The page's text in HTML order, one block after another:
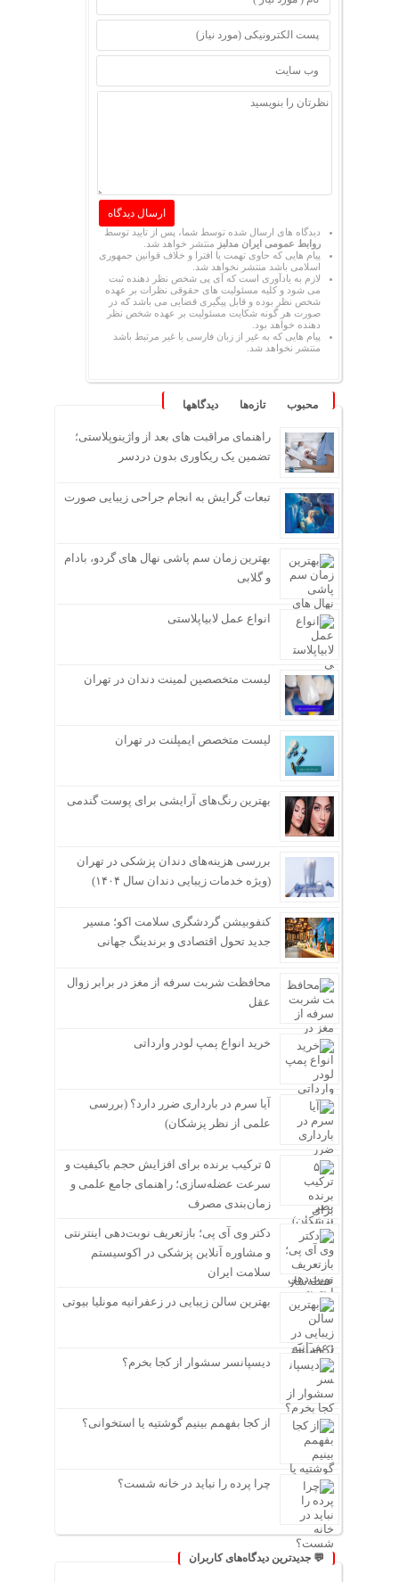
دیدگاه های ارسال شده توسط شما، پس از تایید توسط
روابط عمومی ایران مدلبز منتشر خواهد شد.
پیام هایی که حاوی تهمت یا افترا و خلاف قوانین جمهوری
اسلامی باشد منتشر نخواهد شد.
لازم به یادآوری است که آی پی شخص نظر دهنده ثبت
می شود و کلیه مسئولیت های حقوقی نظرات بر عهده
شخص نظر بوده و قابل پیگیری قضایی می باشد که در
صورت هر گونه شکایت مسئولیت بر عهده شخص نظر
دهنده خواهد بود.
پیام هایی که به غیر از زبان فارسی یا غیر مرتبط باشد
منتشر نخواهد شد.
محبوب تازه‌ها دیدگاهها
راهنمای مراقبت های بعد از واژینوپلاستی؛
تضمین یک ریکاوری بدون دردسر
تبعات گرایش به انجام جراحی زیبایی صورت
بهترین زمان سم پاشی نهال های گردو، بادام
و گلابی
انواع عمل لابیاپلاستی
لیست متخصصین لمینت دندان در تهران
لیست متخصص ایمپلنت در تهران
بهترین رنگ‌های آرایشی برای پوست گندمی
بررسی هزینه‌های دندان پزشکی در تهران
(ویژه خدمات زیبایی دندان سال ۱۴۰۴)
کنفوبیشن گردشگری سلامت اکو؛ مسیر
جدید تحول اقتصادی و برندینگ جهانی
محافظت شربت سرفه از مغز در برابر زوال
عقل
خرید انواع پمپ لودر وارداتی
آیا سرم در بارداری ضرر دارد؟ (بررسی
علمی از نظر پزشکان)
۵ ترکیب برنده برای افزایش حجم باکیفیت و
سرعت عضله‌سازی؛ راهنمای جامع علمی و
زمان‌بندی مصرف
دکتر وی آی پی؛ بازتعریف نوبت‌دهی اینترنتی
و مشاوره آنلاین پزشکی در اکوسیستم
سلامت ایران
بهترین سالن زیبایی در زعفرانیه مونلیا بیوتی
دیسپانسر سشوار از کجا بخرم؟
از کجا بفهمم بینیم گوشتیه یا استخوانی؟
چرا پرده را نباید در خانه شست؟
💬 جدیدترین دیدگاه‌های کاربران